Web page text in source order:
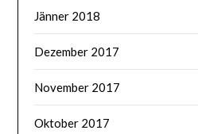
Jänner 2018
Dezember 2017
November 2017
Oktober 2017